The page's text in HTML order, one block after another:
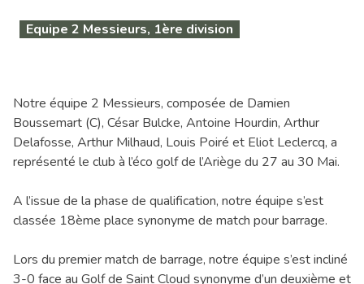
Equipe 2 Messieurs, 1ère division
Notre équipe 2 Messieurs, composée de Damien
Boussemart (C), César Bulcke, Antoine Hourdin, Arthur
Delafosse, Arthur Milhaud, Louis Poiré et Eliot Leclercq, a
représenté le club à l’éco golf de l’Ariège du 27 au 30 Mai.
A l’issue de la phase de qualification, notre équipe s’est
classée 18ème place synonyme de match pour barrage.
Lors du premier match de barrage, notre équipe s’est incliné
3-0 face au Golf de Saint Cloud synonyme d’un deuxième et